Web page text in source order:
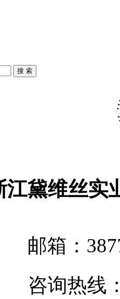
江黛维丝实
邮箱：
咨询热线